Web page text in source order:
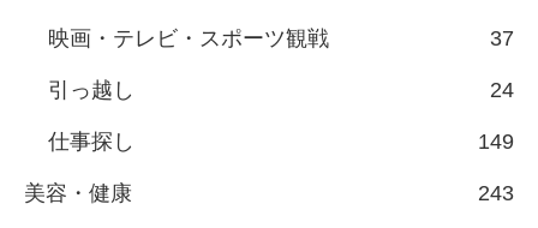
映画・テレビ・スポーツ観戦 37
引っ越し 24
仕事探し 149
美容・健康 243